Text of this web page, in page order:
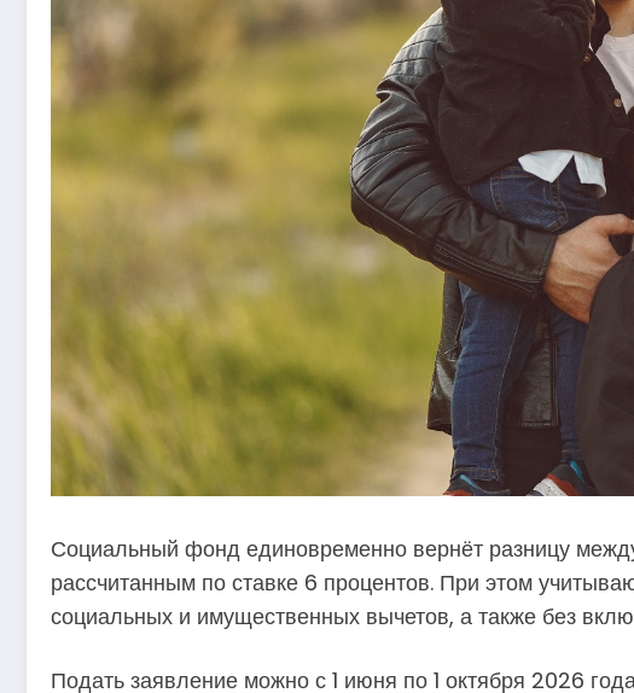
Социальный фонд единовременно вернёт разницу
рассчитанным по ставке 6 процентов. При этом
социальных и имущественных вычетов, а также без
Подать заявление можно с 1 июня по 1 октября 2026